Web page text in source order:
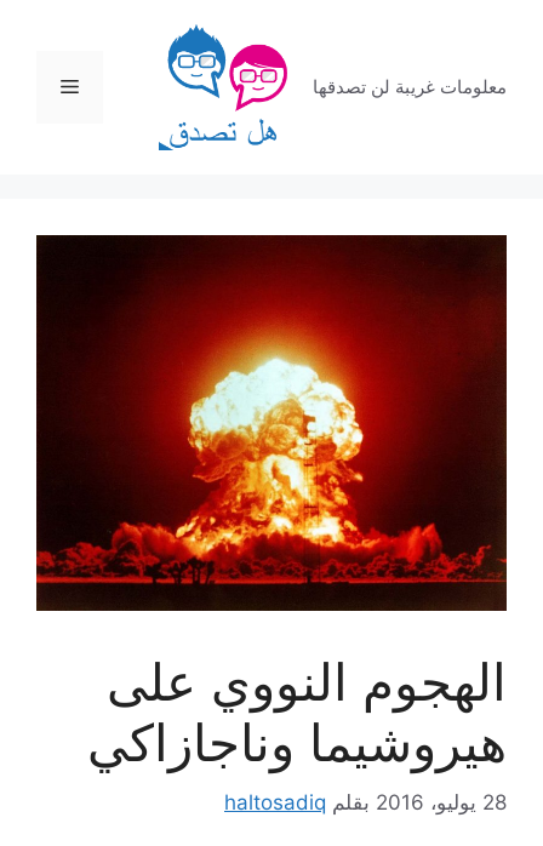
المحتوى
معلومات غريبة لن تصدقها القائمة
الهجوم النووي على
هيروشيما وناجازاكي
28 يوليو، 2016 بقلم haltosadiq